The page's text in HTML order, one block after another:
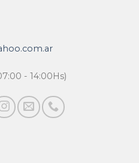
- 14:00Hs)